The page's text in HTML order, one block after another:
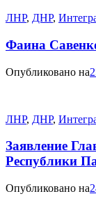
ЛНР, ДНР,
Фаина
Опубликовано на
ЛНР, ДНР,
Заявление
Республики
Опубликовано на